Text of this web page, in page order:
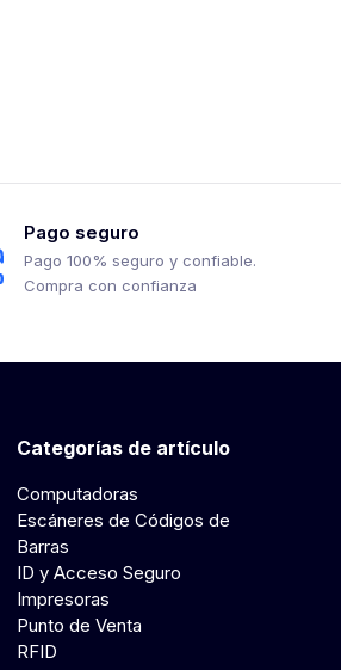
Pago seguro
Pago 100% seguro y confiable.
Compra con confianza
Categorías de artículo
Computadoras
Escáneres de Códigos de
Barras
ID y Acceso Seguro
Impresoras
Punto de Venta
RFID